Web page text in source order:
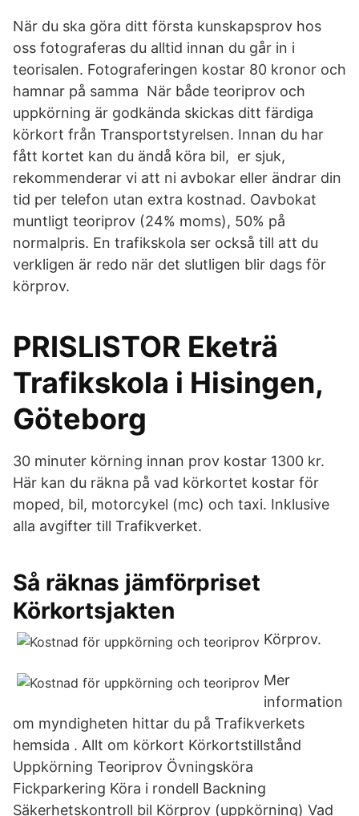
När du ska göra ditt första kunskapsprov hos
oss fotograferas du alltid innan du går in i
teorisalen. Fotograferingen kostar 80 kronor och
hamnar på samma När både teoriprov och
uppkörning är godkända skickas ditt färdiga
körkort från Transportstyrelsen. Innan du har
fått kortet kan du ändå köra bil, er sjuk,
rekommenderar vi att ni avbokar eller ändrar din
tid per telefon utan extra kostnad. Oavbokat
muntligt teoriprov (24% moms), 50% på
normalpris. En trafikskola ser också till att du
verkligen är redo när det slutligen blir dags för
körprov.
PRISLISTOR Eketrä
Trafikskola i Hisingen,
Göteborg
30 minuter körning innan prov kostar 1300 kr.
Här kan du räkna på vad körkortet kostar för
moped, bil, motorcykel (mc) och taxi. Inklusive
alla avgifter till Trafikverket.
Så räknas jämförpriset
Körkortsjakten
Körprov.
Mer
information
om myndigheten hittar du på Trafikverkets
hemsida . Allt om körkort Körkortstillstånd
Uppkörning Teoriprov Övningsköra
Fickparkering Köra i rondell Backning
Säkerhetskontroll bil Körprov (uppkörning) Vad